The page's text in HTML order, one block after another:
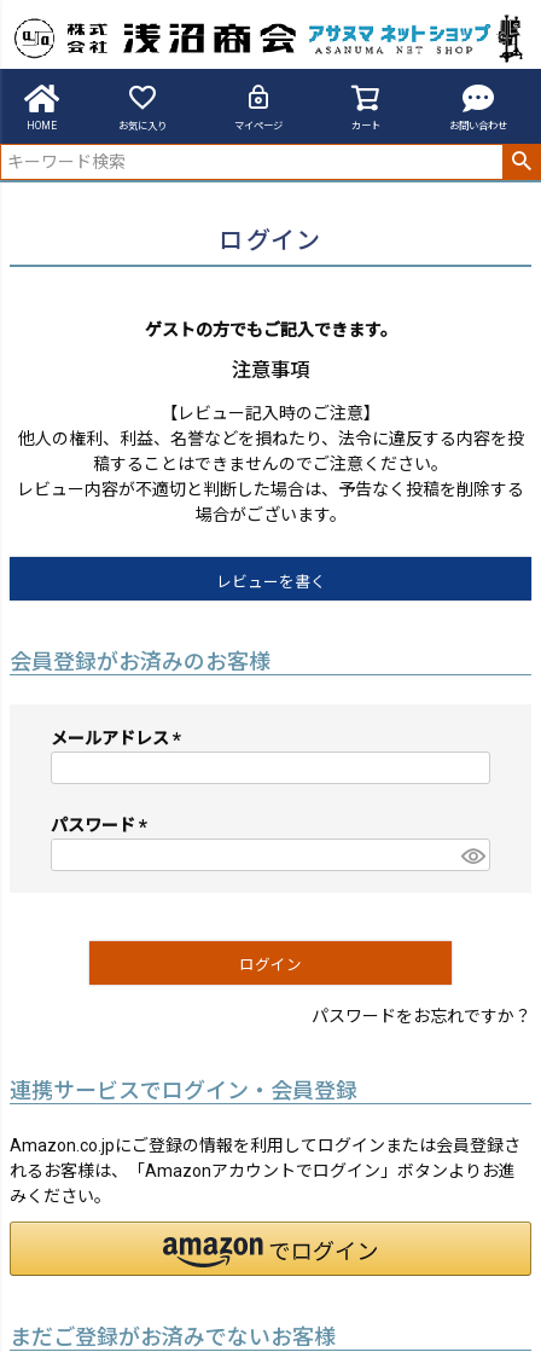
HOME お気に入り マイページ カート お問い合わせ
アサヌマネットショップ
ログイン
ゲストの方でもご記入できます。
注意事項
【レビュー記入時のご注意】
他人の権利、利益、名誉などを損ねたり、法令に違反する内容を投
稿することはできませんのでご注意ください。
レビュー内容が不適切と判断した場合は、予告なく投稿を削除する
場合がございます。
レビューを書く
会員登録がお済みのお客様
メールアドレス
須)
パスワード
須)
ログイン
パスワードをお忘れですか？
連携サービスでログイン・会員登録
Amazon.co.jpにご登録の情報を利用してログインまたは会員登録さ
れるお客様は、「Amazonアカウントでログイン」ボタンよりお進
みください。
まだご登録がお済みでないお客様